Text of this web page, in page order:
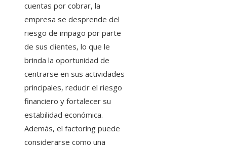
cuentas por cobrar, la
empresa se desprende del
riesgo de impago por parte
de sus clientes, lo que le
brinda la oportunidad de
centrarse en sus actividades
principales, reducir el riesgo
financiero y fortalecer su
estabilidad económica.
Además, el factoring puede
considerarse como una